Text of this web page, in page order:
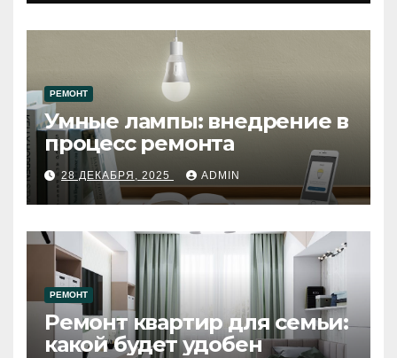
РЕМОНТ
Умные лампы: внедрение в
процесс ремонта
28 ДЕКАБРЯ, 2025 ADMIN
РЕМОНТ
Ремонт квартир для семьи:
какой будет удобен